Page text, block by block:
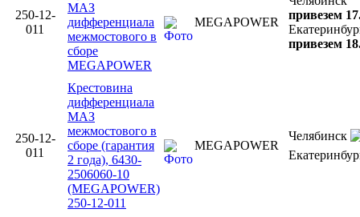
250-12-
011
МАЗ
дифференциала
межмостового в
сборе
MEGAPOWER
MEGAPOWER
привезем
привезем
250-12-
011
Крестовина
дифференциала
МАЗ
межмостового в
сборе (гарантия
2 года), 6430-
2506060-10
(MEGAPOWER)
250-12-011
MEGAPOWER
Челябинск